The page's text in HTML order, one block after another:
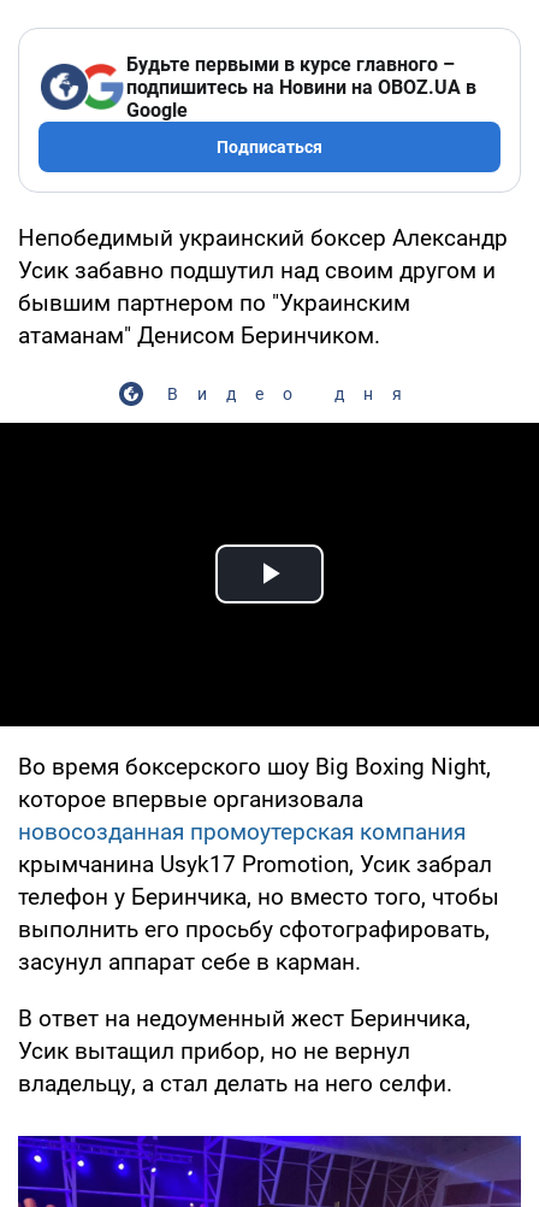
Будьте первыми в курсе главного –
подпишитесь на Новини на OBOZ.UA в
Google
Подписаться
Непобедимый украинский боксер Александр
Усик забавно подшутил над своим другом и
бывшим партнером по "Украинским
атаманам" Денисом Беринчиком.
Видео дня
Play Video
Во время боксерского шоу Big Boxing Night,
которое впервые организовала
новосозданная промоутерская компания
крымчанина Usyk17 Promotion, Усик забрал
телефон у Беринчика, но вместо того, чтобы
выполнить его просьбу сфотографировать,
засунул аппарат себе в карман.
В ответ на недоуменный жест Беринчика,
Усик вытащил прибор, но не вернул
владельцу, а стал делать на него селфи.